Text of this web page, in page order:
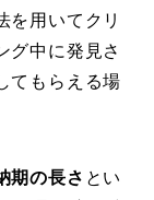
を用いてクリ
グ中に発見さ
てもらえる場
期の長さ とい